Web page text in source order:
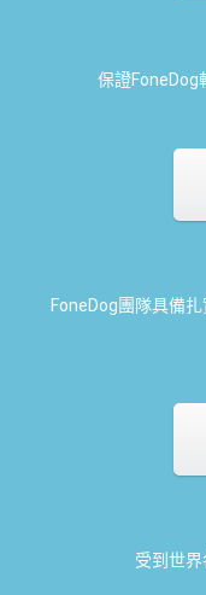
保證FoneDog
FoneDog團隊具備
受到世